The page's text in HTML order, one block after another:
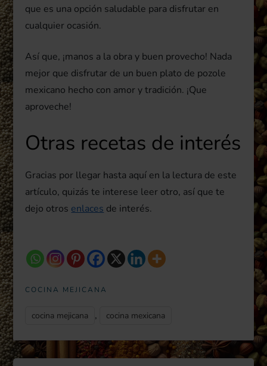
que es una opción saludable para disfrutar en
cualquier ocasión.
Así que, ¡manos a la obra y buen provecho! Nada
mejor que disfrutar de un buen plato de pozole
mexicano hecho con amor y tradición. ¡Que
aproveche!
Otras recetas de interés
Gracias por llegar hasta aquí en la lectura de este
artículo, quizás te interese leer otro, así que te
dejo otros enlaces de interés.
COCINA MEJICANA
cocina mejicana , cocina mexicana